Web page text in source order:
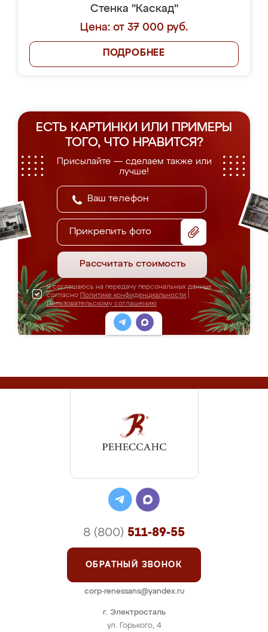
Стенка "Каскад"
Цена: от 37 000 руб.
ПОДРОБНЕЕ
ЕСТЬ КАРТИНКИ ИЛИ ПРИМЕРЫ
ТОГО, ЧТО НРАВИТСЯ?
Присылайте — сделаем также или
лучше!
Прикрепить фото
Рассчитать стоимость
Я соглашаюсь на передачу персональных данных
согласно Политике конфиденциальности
Пользовательскому соглашению
г. Электросталь
ул. Горького, 4
8 (800) 511-89-55
ОБРАТНЫЙ ЗВОНОК
corp-renessans@yandex.ru